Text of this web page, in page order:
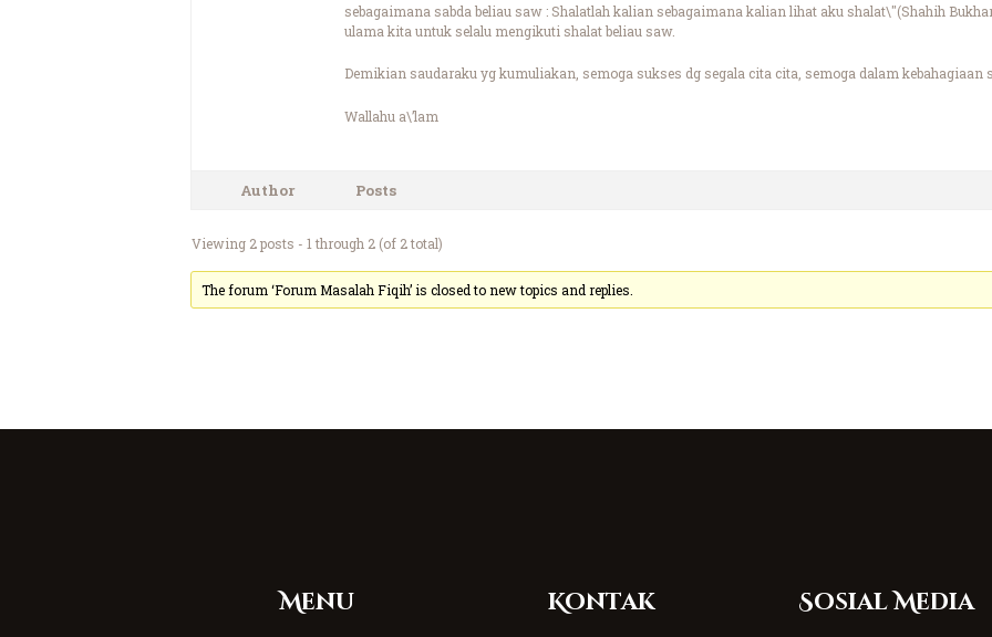
sebagaimana sabda beliau saw : Shalatlah kalian sebagaimana kalian lihat aku shalat\"(Shahih
ulama kita untuk selalu mengikuti shalat beliau saw.
Demikian saudaraku yg kumuliakan, semoga sukses dg segala cita cita, semoga dalam kebahagiaan
Wallahu a\’lam
Author Posts
Viewing 2 posts - 1 through 2 (of 2 total)
The forum ‘Forum Masalah Fiqih’ is closed to new topics and replies.
Menu Kontak Sosial Media